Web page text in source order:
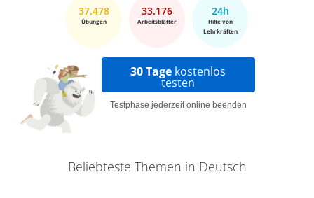
37.478
Übungen
33.176
Arbeitsblätter
24h
Hilfe von
Lehrkräften
30 Tage kostenlos
testen
Testphase jederzeit online beenden
Beliebteste Themen in Deutsch